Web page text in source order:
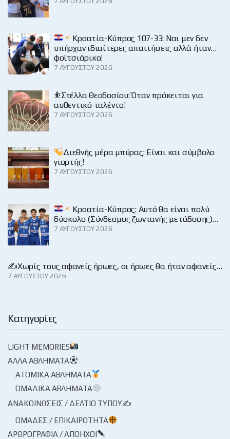
Κροατία-Κύπρος 107-33: Ναι μεν δεν
υπήρχαν ιδιαίτερες απαιτήσεις αλλά ήταν…
φοϊτσιάρικο!
7 ΑΥΓΟΎΣΤΟΥ 2026
⛹️Στέλλα Θεοδοσίου: Όταν πρόκειται για
αυθεντικό ταλέντο!
7 ΑΥΓΟΎΣΤΟΥ 2026
Διεθνής μέρα μπύρας: Είναι και σύμβολο
γιορτής!
7 ΑΥΓΟΎΣΤΟΥ 2026
Κροατία-Κύπρος: Αυτό θα είναι πολύ
δύσκολο (Σύνδεσμος ζωντανής μετάδοσης)…
7 ΑΥΓΟΎΣΤΟΥ 2026
✍️Χωρίς τους αφανείς ήρωες, οι ήρωες θα ήταν αφανείς…
7 ΑΥΓΟΎΣΤΟΥ 2026
Κατηγορίες
LIGHT MEMORIES
ΆΛΛΑ ΑΘΛΉΜΑΤΑ
ΑΤΟΜΙΚΆ ΑΘΛΉΜΑΤΑ
ΟΜΑΔΙΚΆ ΑΘΛΉΜΑΤΑ
ΑΝΑΚΟΙΝΏΣΕΙΣ / ΔΕΛΤΊΟ ΤΎΠΟΥ✍
ΟΜΆΔΕΣ / ΕΠΙΚΑΙΡΌΤΗΤΑ
ΑΡΘΡΟΓΡΑΦΊΑ / ΑΠΌΗΧΟΙ